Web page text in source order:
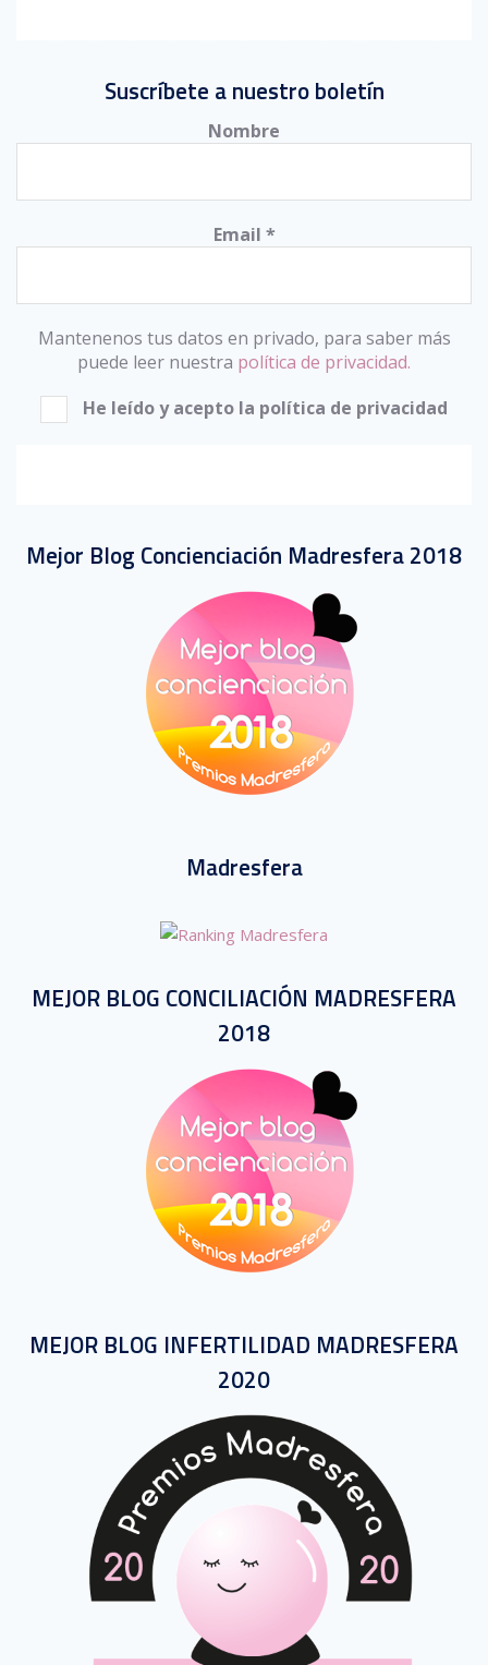
Suscríbete a nuestro boletín
Nombre
Email *
Mantenenos tus datos en privado, para saber más
puede leer nuestra política de privacidad.
He leído y acepto la política de privacidad
Mejor Blog Concienciación Madresfera 2018
Madresfera
MEJOR BLOG CONCILIACIÓN MADRESFERA
2018
MEJOR BLOG INFERTILIDAD MADRESFERA
2020